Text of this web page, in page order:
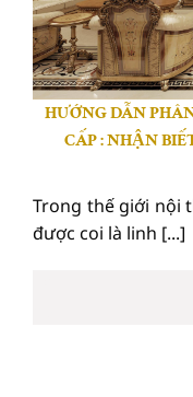
HƯỚNG DẪN
CẤP : NHẬN
Trong thế giới nội
được coi là linh [...]